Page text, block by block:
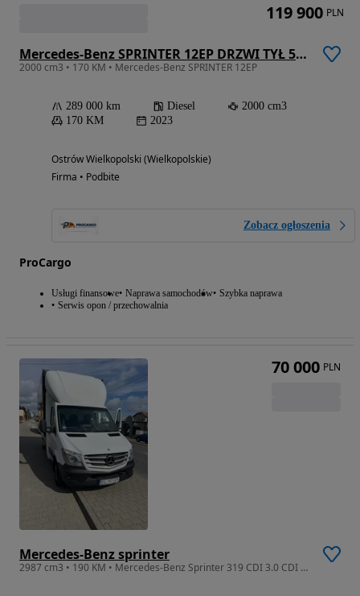
Mercedes-Benz SPRINTER 12EP DRZWI TYŁ 5,5M BLIZNIAK WYS. RAMPOWA SALON PL BEZWYPADKOWY FV23% ZADBANY SERWIS ASO 317 517 DO 3,5T DMC
2000 cm3 • 170 KM • Mercedes-Benz SPRINTER 12EP
289 000 km Diesel
2000 cm3
170 KM
2023
Ostrów Wielkopolski (Wielkopolskie)
Firma • Podbite
Zobacz ogłoszenia
ProCargo
Usługi finansowe Naprawa samochodów Szybka naprawa
Serwis opon / przechowalnia
119 900 PLN
Mercedes-Benz sprinter
2987 cm3 • 190 KM • Mercedes-Benz Sprinter 319 CDI 3.0 CDI 190 KM FIRANA JED,
70 000 PLN